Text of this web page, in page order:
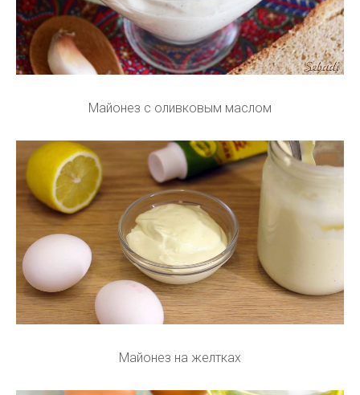
Майонез с оливковым маслом
Майонез на желтках